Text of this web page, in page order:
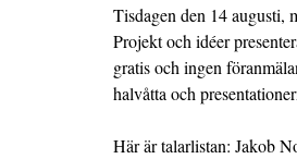
Tisdagen den 14 augusti,
Projekt och idéer
gratis och ingen
halvåtta och
Här är talarlistan: Jakob